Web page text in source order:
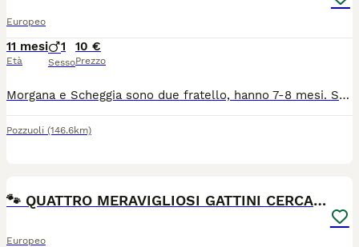
Europeo
11 mesi
Età
1
Sesso
10 €
Prezzo
Morgana e Scheggia sono due fratello, hanno 7-8 mesi. Sono dolcissimi e affettuosi, amano le coccole. Sono in pericolo perché vogliono spostarli dal territorio se non vengono adottati. Salviamoli. Preferiamo adozione insieme ma anche separati se necessario Si trovano a Pozzuoli Napoli ADOZIONE gratis. Meglio se mi scrivete su whatsapp 3394843842 siccome non sono in Italia attualmente , altrimenti se chiamate al numero la chiamata viene inoltrata a mia madre e potrete parlare con lei
Pozzuoli (146.6km)
​🐾 QUATTRO MERAVIGLIOSI GATTINI CERCANO CASA! 🏡
Europeo